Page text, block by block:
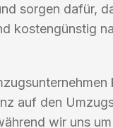
sorgen dafür,
kostengünstig
auf den
wir uns